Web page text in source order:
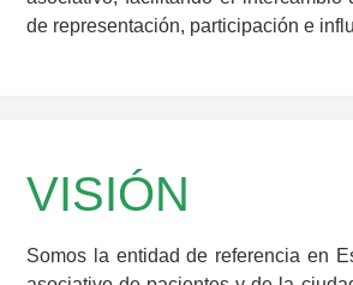
de representación, participación e
VISIÓN
Somos la entidad de referencia en